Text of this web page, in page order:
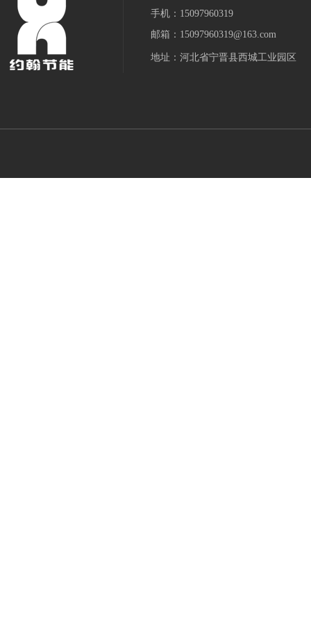
手机：15097960319
邮箱：15097960319@163.com
地址：河北省宁晋县西城工业园区